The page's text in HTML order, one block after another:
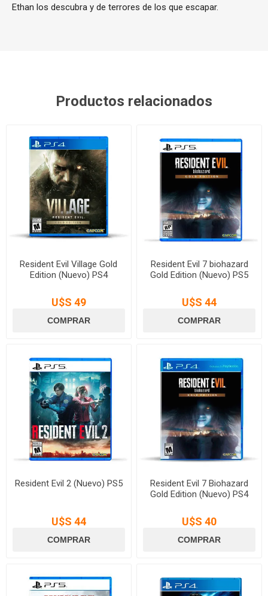
Ethan los descubra y de terrores de los que escapar.
Productos relacionados
Resident Evil Village Gold
Edition (Nuevo) PS4
U$S 49
Resident Evil 7 biohazard
Gold Edition (Nuevo) PS5
U$S 44
Resident Evil 2 (Nuevo) PS5
U$S 44
Resident Evil 7 Biohazard
Gold Edition (Nuevo) PS4
U$S 40